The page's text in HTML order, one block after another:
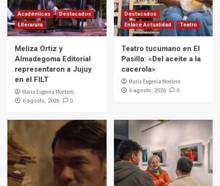
Académicas
Destacados
Literarura
Meliza Ortiz y
Almadegoma Editorial
representaron a Jujuy
en el FILT
Maria Eugenia Montero
6 agosto, 2026 0
Destacados
Enlace Actualidad
Teatro
Teatro tucumano en El
Pasillo: «Del aceite a la
cacerola»
Maria Eugenia Montero
6 agosto, 2026 0